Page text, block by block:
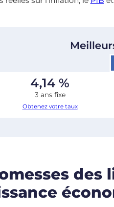
4,14 %
3 ans fixe
Obtenez votre taux
des